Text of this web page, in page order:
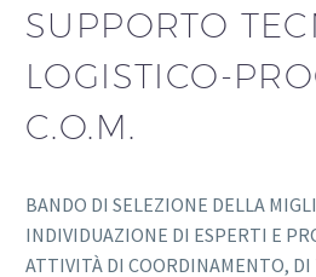
SUPPORTO
LOGISTICO-
C.O.M.
BANDO DI SELEZIONE DELLA
INDIVIDUAZIONE DI ESPERTI E
ATTIVITÀ DI COORDINAMENTO,